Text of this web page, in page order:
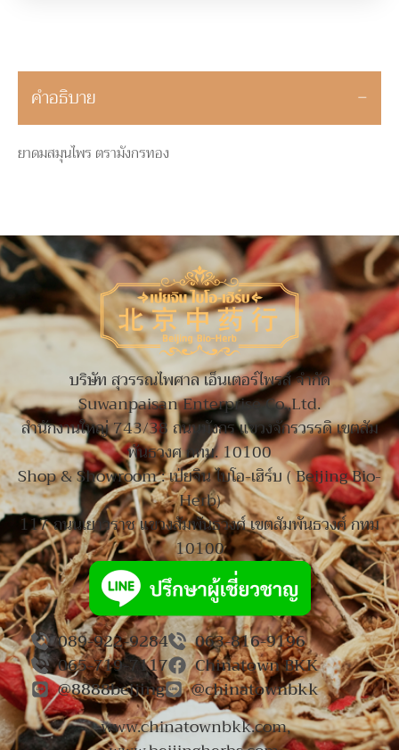
คำอธิบาย
ยาดมสมุนไพร ตรามังกรทอง
บริษัท สุวรรณไพศาล เอ็นเตอร์ไพรส์ จำกัด
Suwanpaisan Enterprise Co.,Ltd.
สำนักงานใหญ่ 743/38 ถนนมังกร แขวงจักรวรรดิ เขตสัม
พันธวงศ กทม. 10100
Shop & Showroom : เป่ยจิน ไบโอ-เฮิร์บ ( Beijing Bio-
Herb)
117 ถนนเยาวราช แขวงสัมพันธวงศ์ เขตสัมพันธวงศ์ กทม
10100
089-922-9284
063-816-9196
065-719-7117
Chinatown BKK
@8888beijing
@chinatownbkk
www.chinatownbkk.com,